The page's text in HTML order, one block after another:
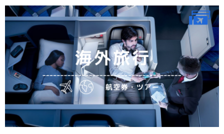
03/17 HIS) 海外航空券 タイムセール
03/17 HIS) ANA便(航空券+ホテル) 最大15,000円CB
03/16 Trip.com) 航空券+ホテル 最大50%OFFセール
03/16 Trip.com) ハワイ 最大50%OFFセール
03/16 Trip.com) ベトナム 最大50%OFFセール
サプライス) 海外航空券 3,000円OFFクーポン
03/12 HIS) 海外ツアー(関西発) 最大100,000円OFFクーポン